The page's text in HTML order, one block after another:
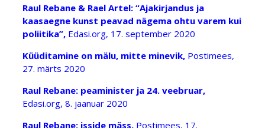
Raul Rebane & Rael Artel: “Ajakirjandus ja
kaasaegne kunst peavad nägema ohtu varem kui
poliitika”, Edasi.org, 17. september 2020
Küüditamine on mälu, mitte minevik, Postimees,
27. märts 2020
Raul Rebane: peaminister ja 24. veebruar,
Edasi.org, 8. jaanuar 2020
Raul Rebane: isside mäss, Postimees, 17.